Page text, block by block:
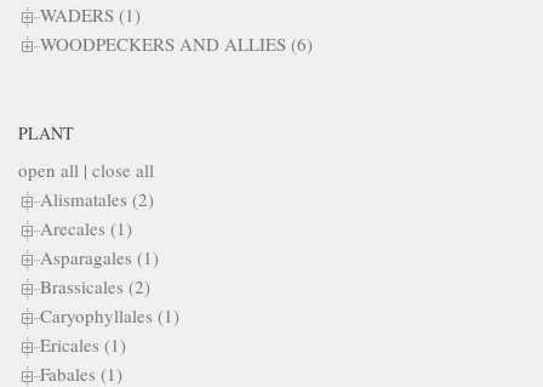
WADERS (1)
WOODPECKERS AND ALLIES (6)
PLANT
open all | close all
Alismatales (2)
Arecales (1)
Asparagales (1)
Brassicales (2)
Caryophyllales (1)
Ericales (1)
Fabales (1)